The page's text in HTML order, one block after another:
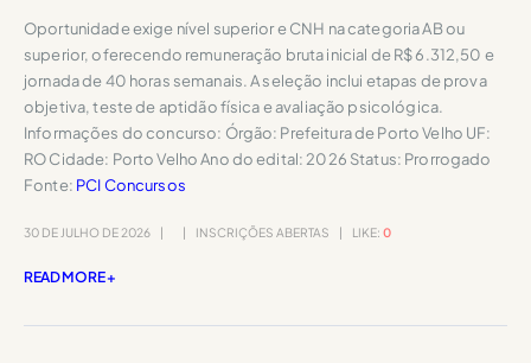
Oportunidade exige nível superior e CNH na categoria AB ou
superior, oferecendo remuneração bruta inicial de R$ 6.312,50 e
jornada de 40 horas semanais. A seleção inclui etapas de prova
objetiva, teste de aptidão física e avaliação psicológica.
Informações do concurso: Órgão: Prefeitura de Porto Velho UF:
RO Cidade: Porto Velho Ano do edital: 2026 Status: Prorrogado
Fonte: PCI Concursos
30 DE JULHO DE 2026 INSCRIÇÕES ABERTAS LIKE: 0
READ MORE +